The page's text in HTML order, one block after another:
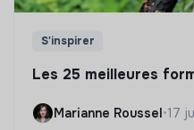
S'inspirer
Les 25 meilleures
Marianne Roussel•17